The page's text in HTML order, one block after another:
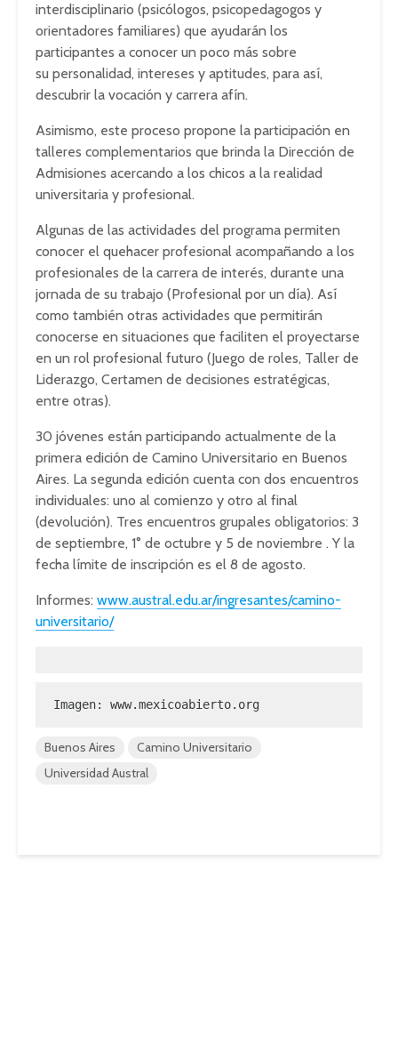
interdisciplinario (psicólogos, psicopedagogos y
orientadores familiares) que ayudarán los
participantes a conocer un poco más sobre
su personalidad, intereses y aptitudes, para así,
descubrir la vocación y carrera afín.
Asimismo, este proceso propone la participación en
talleres complementarios que brinda la Dirección de
Admisiones acercando a los chicos a la realidad
universitaria y profesional.
Algunas de las actividades del programa permiten
conocer el quehacer profesional acompañando a los
profesionales de la carrera de interés, durante una
jornada de su trabajo (Profesional por un día). Así
como también otras actividades que permitirán
conocerse en situaciones que faciliten el proyectarse
en un rol profesional futuro (Juego de roles, Taller de
Liderazgo, Certamen de decisiones estratégicas,
entre otras).
30 jóvenes están participando actualmente de la
primera edición de Camino Universitario en Buenos
Aires. La segunda edición cuenta con dos encuentros
individuales: uno al comienzo y otro al final
(devolución). Tres encuentros grupales obligatorios: 3
de septiembre, 1° de octubre y 5 de noviembre . Y la
fecha límite de inscripción es el 8 de agosto.
Informes: www.austral.edu.ar/ingresantes/camino-
universitario/
Imagen: www.mexicoabierto.org
Buenos Aires
Camino Universitario
Universidad Austral